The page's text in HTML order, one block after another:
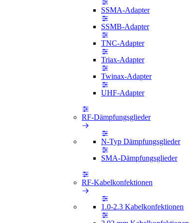
SSMA-Adapter
SSMB-Adapter
TNC-Adapter
Triax-Adapter
Twinax-Adapter
UHF-Adapter
RF-Dämpfungsglieder
N-Typ Dämpfungsglieder
SMA-Dämpfungsglieder
RF-Kabelkonfektionen
1.0-2.3 Kabelkonfektionen